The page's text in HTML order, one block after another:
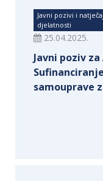
Javni pozivi i
djelatnosti
25.04.2025.
Javni poziv
samouprave